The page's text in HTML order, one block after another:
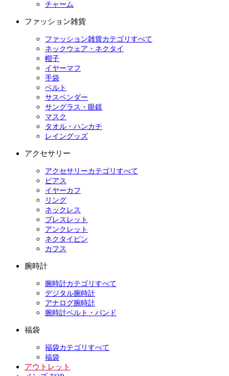
チャーム
ファッション雑貨
ファッション雑貨カテゴリすべて
ネックウェア・ネクタイ
帽子
イヤーマフ
手袋
ベルト
サスペンダー
サングラス・眼鏡
マスク
タオル・ハンカチ
レイングッズ
アクセサリー
アクセサリーカテゴリすべて
ピアス
イヤーカフ
リング
ネックレス
ブレスレット
アンクレット
ネクタイピン
カフス
腕時計
腕時計カテゴリすべて
デジタル腕時計
アナログ腕時計
腕時計ベルト・バンド
福袋
福袋カテゴリすべて
福袋
アウトレット